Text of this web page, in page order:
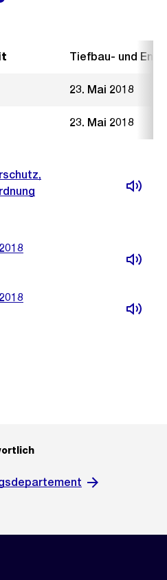
Tiefbau- und
23. Mai 2018
23. Mai 2018